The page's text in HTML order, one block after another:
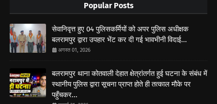
Popular Posts
सेवानिवृत्त हुए 04 पुलिसकर्मियों को अपर पुलिस अधीक्षक
बलरामपुर द्वारा उपहार भेंट कर दी गई भावभीनी विदाई...
अगस्त 01, 2026
बलरामपुर थाना कोतवाली देहात क्षेत्रांतर्गत हुई घटना के संबंध में
स्थानीय पुलिस द्वारा सूचना प्राप्त होते ही तत्काल मौके पर
पहुँचकर...